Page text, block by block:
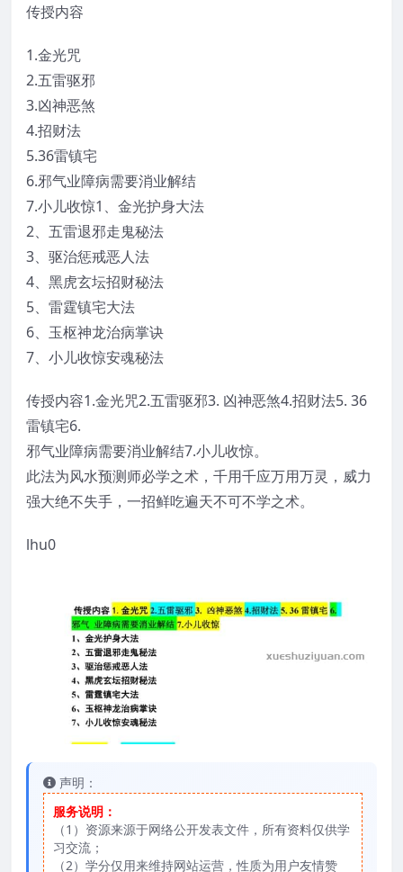
传授内容
1.金光咒
2.五雷驱邪
3.凶神恶煞
4.招财法
5.36雷镇宅
6.邪气业障病需要消业解结
7.小儿收惊1、金光护身大法
2、五雷退邪走鬼秘法
3、驱治惩戒恶人法
4、黑虎玄坛招财秘法
5、雷霆镇宅大法
6、玉枢神龙治病掌诀
7、小儿收惊安魂秘法
传授内容1.金光咒2.五雷驱邪3. 凶神恶煞4.招财法5. 36
雷镇宅6.
邪气业障病需要消业解结7.小儿收惊。
此法为风水预测师必学之术，千用千应万用万灵，威力
强大绝不失手，一招鲜吃遍天不可不学之术。
lhu0
声明：
服务说明：
（1）资源来源于网络公开发表文件，所有资料仅供学
习交流；
（2）学分仅用来维持网站运营，性质为用户友情赞